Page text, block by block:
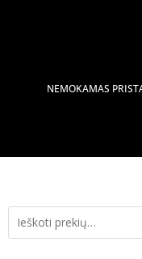
NEMOKAMAS